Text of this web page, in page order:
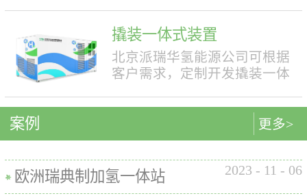
需求，定制满足中国标准（例
如GB50516, GB/T 43674等）、
欧盟标准（例如IEC 60069, EN
内的使用要求。公司的产品已
在国内、欧盟、日本、塞尔维
数表常规工作压力等级35MPa /
70MPa / 35&70MPa流量范围
一，拥有丰富的车载储供氢系
统项目经验，公司具有5000套
年生产能力。公司可根据客户
需求，对不同车型提供合理且
最优的设计方案，并根据安装
求进行定制化的设计，为客户
匹配最佳的设计方案。车载氢
系统设计制造遵循GB/T
26990、GB/T 29126、GB/T
24549等标准。公司车载氢系统
撬装一体式装置
北京派瑞华氢能源公司可根据
客户需求，定制开发撬装一体
体可细分为大型撬装装置、小
型撬装装置、制氢加氢一体机
和小型加氢装置，以上装置在
国内、欧盟、日本等地得到应
用。撬装一体式制氢、储氢、
案例
欧洲瑞典制加氢一体站 2023 - 11 - 06
更多>